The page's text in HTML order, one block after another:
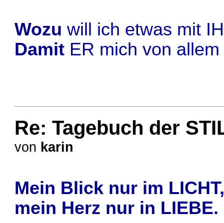
Wozu will ich etwas mit
Damit ER mich von
Re: Tagebuch der
von karin
Mein Blick nur im
mein Herz nur in LIEBE.